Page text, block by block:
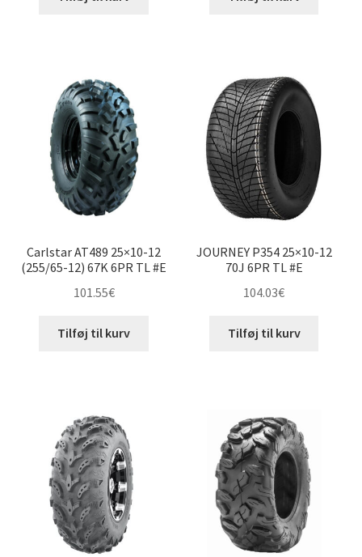
25×8-12″
25×10-12″
25×11-12″
26×8-12″
26×12-12″
27×9-12″
27×10-12″
Carlstar AT489 25×10-12
(255/65-12) 67K 6PR TL #E
101.55€
Tilføj til kurv
JOURNEY P354 25×10-12
70J 6PR TL #E
104.03€
Tilføj til kurv